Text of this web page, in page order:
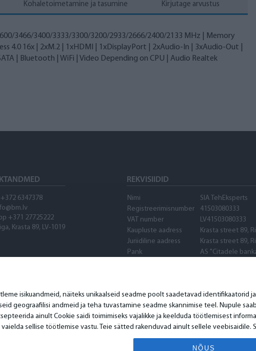
isikuandmeid, näiteks unikaalseid seadme poolt saadetavad identifikaatorid
geograafilisi andmeid ja teha tuvastamine seadme skannimise teel. Nupule
ainult Cookie saidi toimimiseks vajalikke ja keelduda töötlemisest
sellise töötlemise vastu. Teie sätted rakenduvad ainult sellele veebisaidile.
NÕUS
Kohaletoimetamine ja tasumine Kirjutage arvustus
3466/3400/3333/3300/3200/2933/2666/2400/2133 MHz | Memory
4.0 16x | 2xM.2 | 1xHDMI | 1xDisplayPort | 2xAudio-In | 3xAudio-Out |
| Bluetooth | WiFi | Video Depending on CPU | Audio Realtek
6347378
+371 27725222
Krasta 89, LV-1019
REKVISIIDID
Nimi
SIA TehEksperts
Registreerimisnumber
41503080333
VAT number
LV41503080333
Kaupluste aadress
Krasta street 89,
Juriidiline aadress
Krasta street 89,
Pank
AS "Citadele